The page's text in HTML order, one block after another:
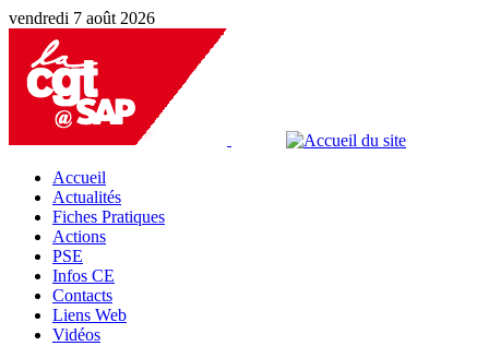
vendredi 7 août 2026
Accueil
Actualités
Fiches Pratiques
Actions
PSE
Infos CE
Contacts
Liens Web
Vidéos